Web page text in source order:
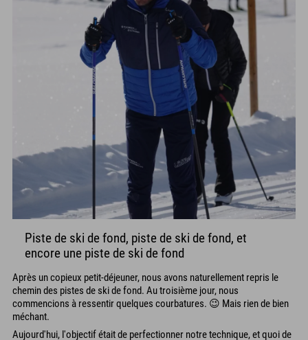
Piste de ski de fond, piste de ski de fond, et
encore une piste de ski de fond
Après un copieux petit-déjeuner, nous avons naturellement repris le
chemin des pistes de ski de fond. Au troisième jour, nous
commencions à ressentir quelques courbatures. 😉 Mais rien de bien
méchant.
Aujourd'hui, l'objectif était de perfectionner notre technique, et quoi de